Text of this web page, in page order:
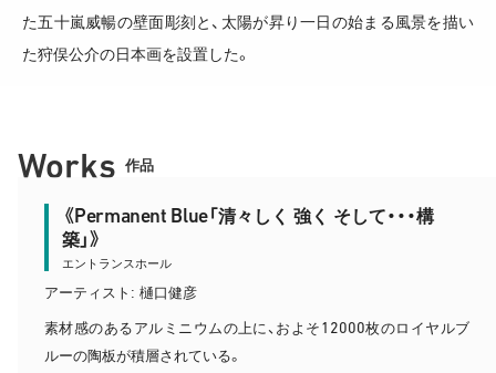
た五十嵐威暢の壁面彫刻と、太陽が昇り一日の始まる風景を描い
た狩俣公介の日本画を設置した。
Works 作品
《 Permanent Blue「清々しく 強く そして・・・構
築」》
エントランスホール
アーティスト: 樋口健彦
素材感のあるアルミニウムの上に、およそ 12000枚のロイヤルブ
ルーの陶板が積層されている。